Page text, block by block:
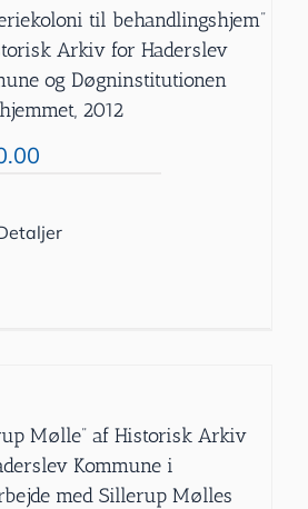
til behandlingshjem”
Arkiv for Haderslev
og Døgninstitutionen
2012
Mølle” af Historisk Arkiv
Kommune i
med Sillerup Mølles